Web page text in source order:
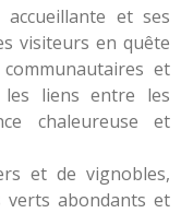
et ses
visiteurs en quête
et
les liens entre les
chaleureuse et
et de vignobles,
verts abondants et